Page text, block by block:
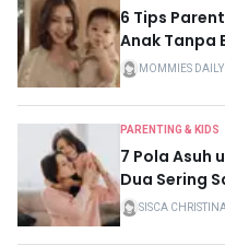
6 Tips
Anak Tanpa
MOMMIES DAILY
PARENTING & KIDS
7 Pola Asuh
Dua Sering
SISCA